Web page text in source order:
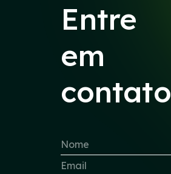
Entre
em
contato